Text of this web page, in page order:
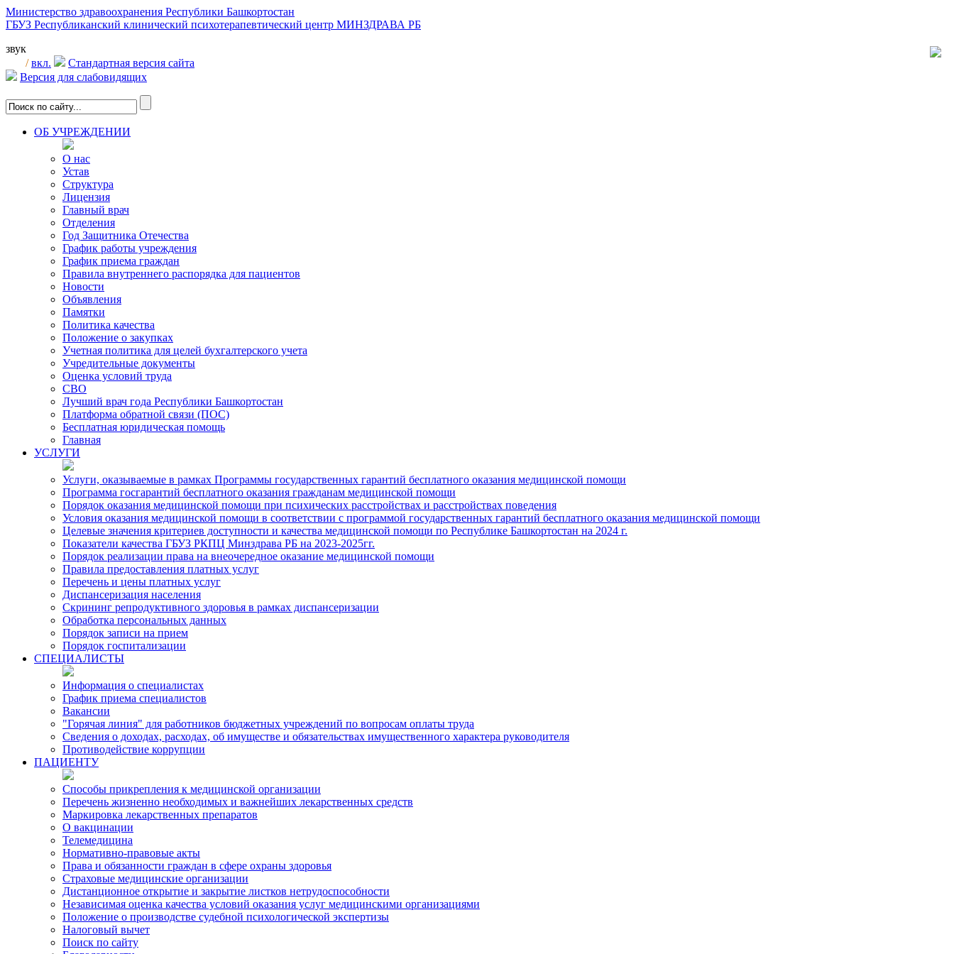
Министерство здравоохранения Республики Башкортостан
ГБУЗ Республиканский клинический психотерапевтический центр МИНЗДРАВА РБ
звук
/ вкл.
Стандартная версия сайта
Версия для слабовидящих
ОБ УЧРЕЖДЕНИИ
О нас
Устав
Структура
Лицензия
Главный врач
Отделения
Год Защитника Отечества
График работы учреждения
График приема граждан
Правила внутреннего распорядка для пациентов
Новости
Объявления
Памятки
Политика качества
Положение о закупках
Учетная политика для целей бухгалтерского учета
Учредительные документы
Оценка условий труда
СВО
Лучший врач года Республики Башкортостан
Платформа обратной связи (ПОС)
Бесплатная юридическая помощь
Главная
УСЛУГИ
Услуги, оказываемые в рамках Программы государственных гарантий бесплатного оказания медицинской помощи
Программа госгарантий бесплатного оказания гражданам медицинской помощи
Порядок оказания медицинской помощи при психических расстройствах и расстройствах поведения
Условия оказания медицинской помощи в соответствии с программой государственных гарантий бесплатного оказания медицинской помощи
Целевые значения критериев доступности и качества медицинской помощи по Республике Башкортостан на 2024 г.
Показатели качества ГБУЗ РКПЦ Минздрава РБ на 2023-2025гг.
Порядок реализации права на внеочередное оказание медицинской помощи
Правила предоставления платных услуг
Перечень и цены платных услуг
Диспансеризация населения
Скрининг репродуктивного здоровья в рамках диспансеризации
Обработка персональных данных
Порядок записи на прием
Порядок госпитализации
СПЕЦИАЛИСТЫ
Информация о специалистах
График приема специалистов
Вакансии
"Горячая линия" для работников бюджетных учреждений по вопросам оплаты труда
Сведения о доходах, расходах, об имуществе и обязательствах имущественного характера руководителя
Противодействие коррупции
ПАЦИЕНТУ
Способы прикрепления к медицинской организации
Перечень жизненно необходимых и важнейших лекарственных средств
Маркировка лекарственных препаратов
О вакцинации
Телемедицина
Нормативно-правовые акты
Права и обязанности граждан в сфере охраны здоровья
Страховые медицинские организации
Дистанционное открытие и закрытие листков нетрудоспособности
Независимая оценка качества условий оказания услуг медицинскими организациями
Положение о производстве судебной психологической экспертизы
Налоговый вычет
Поиск по сайту